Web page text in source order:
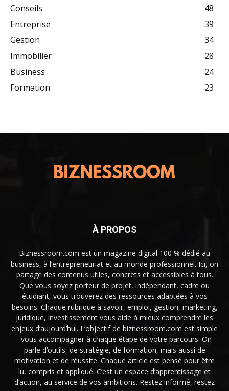
Conseils
48
Entreprise
39
Gestion
34
Immobilier
28
Business
24
Formation
23
À PROPOS
Biznessroom.com est un magazine digital 100 % dédié au
business, à l’entrepreneuriat et au monde professionnel. Ici, on
partage des contenus utiles, concrets et accessibles à tous.
Que vous soyez porteur de projet, indépendant, cadre ou
étudiant, vous trouverez des ressources adaptées à vos
besoins. Chaque rubrique à savoir, emploi, gestion, marketing,
juridique, investissement vous aide à mieux comprendre les
enjeux d’aujourd’hui. L’objectif de biznessroom.com est simple
: vous accompagner à chaque étape de votre parcours. On
parle d’outils, de stratégie, de formation, mais aussi de
motivation et de réussite. Chaque article est pensé pour être
lu, compris et appliqué. C’est un espace d’apprentissage et
d’action, au service de vos ambitions. Restez informé, restez